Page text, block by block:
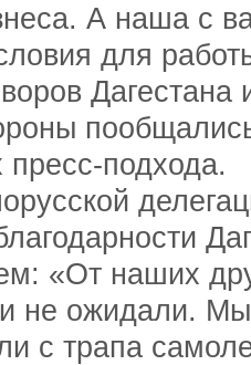
А наша с
для
пресс-подхода.
«От наших
и не ожидали.
с трапа